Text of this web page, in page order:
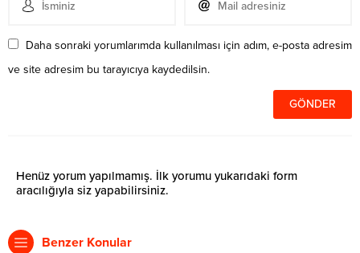
Daha sonraki yorumlarımda kullanılması için adım, e-posta adresim
ve site adresim bu tarayıcıya kaydedilsin.
Henüz yorum yapılmamış. İlk yorumu yukarıdaki form
aracılığıyla siz yapabilirsiniz.
Benzer Konular